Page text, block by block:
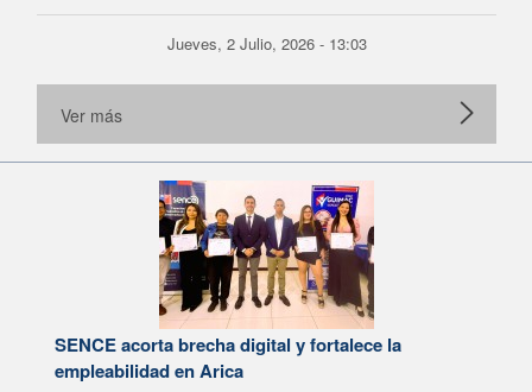
Jueves, 2 Julio, 2026 - 13:03
Ver más
SENCE acorta brecha digital y fortalece la
empleabilidad en Arica